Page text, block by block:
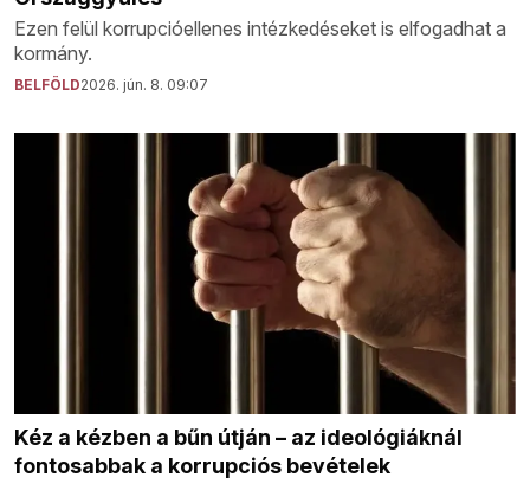
Ezen felül korrupcióellenes intézkedéseket is elfogadhat a
kormány.
BELFÖLD2026. jún. 8. 09:07
Kéz a kézben a bűn útján – az ideológiáknál
fontosabbak a korrupciós bevételek